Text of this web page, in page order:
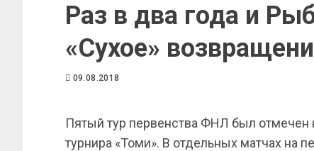
Раз в два года и
«Сухое»
09.08.2018
Пятый тур первенства ФНЛ был отмечен
турнира «Томи». В отдельных матчах на